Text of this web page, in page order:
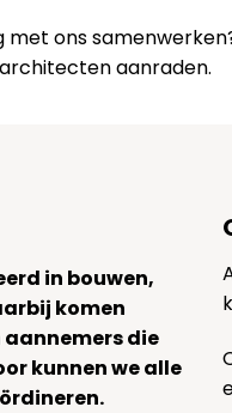
ons
aanraden.
in bouwen,
komen
die
kunnen we alle